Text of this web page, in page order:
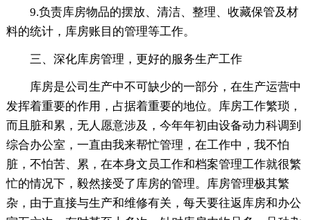
9.负责库房物品的摆放、清洁、整理、收藏保管及材
料的统计，库房账目的管理等工作。
三、深化库房管理，更好的服务生产工作
库房是公司生产中不可缺少的一部分，在生产运营中
发挥着重要的作用，占据着重要的地位。库房工作繁琐，
而且脏和累，无人愿意涉及，今年年初由设备动力科调到
综合办公室，一直由我来帮忙管理，在工作中，我不怕
脏，不怕苦、累，在本身文员工作和档案管理工作就很繁
忙的情况下，毅然接受了库房的管理。库房管理极其繁
杂，由于直接与生产和维修有关，每天要往返库房和办公